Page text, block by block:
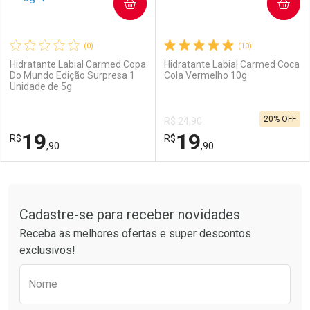
(0)
Hidratante Labial Carmed Copa
Do Mundo Edição Surpresa 1
Unidade de 5g
R$19,90
COMPRAR
Laboratório
Por Menos
(10)
Hidratante Labial Carmed Coca
Cola Vermelho 10g
R$ 24,90
R$19,90
20% OFF
COMPRAR
Laboratório
Por Menos
Cadastre-se para receber novidades
Receba as melhores ofertas e super descontos
exclusivos!
Nome